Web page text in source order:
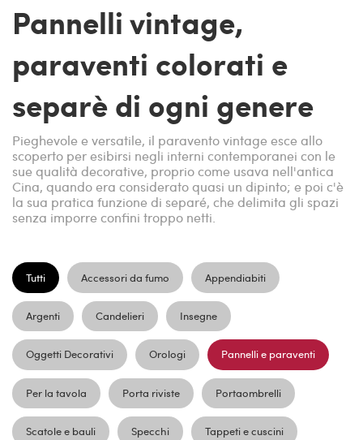
Pannelli vintage,
paraventi colorati e
separè di ogni genere
Pieghevole e versatile, il paravento vintage esce allo
scoperto per esibirsi negli interni contemporanei con le
sue qualità decorative, proprio come usava nell'antica
Cina, quando era considerato quasi un dipinto; e poi c'è
la sua pratica funzione di separé, che delimita gli spazi
senza imporre confini troppo netti.
Tutti Accessori da fumo Appendiabiti
Argenti Candelieri Insegne
Oggetti Decorativi Orologi Pannelli e paraventi
Per la tavola Porta riviste Portaombrelli
Scatole e bauli Specchi Tappeti e cuscini